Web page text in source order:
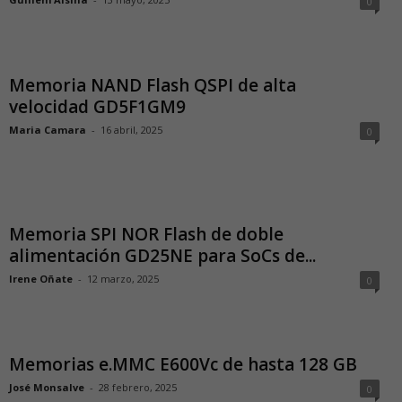
Memoria NAND Flash QSPI de alta
velocidad GD5F1GM9
Maria Camara - 16 abril, 2025 0
Memoria SPI NOR Flash de doble
alimentación GD25NE para SoCs de...
Irene Oñate - 12 marzo, 2025 0
Memorias e.MMC E600Vc de hasta 128 GB
José Monsalve - 28 febrero, 2025 0